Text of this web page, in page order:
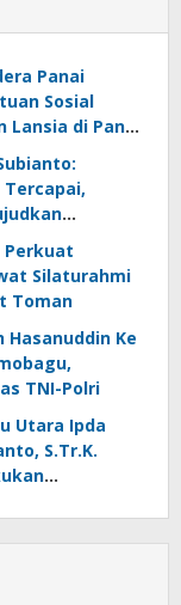
Panai
Sosial
Lansia di Panai
Tercapai,
Perkuat
Silaturahmi
Toman
Hasanuddin Ke
TNI-Polri
Utara Ipda
S.Tr.K.